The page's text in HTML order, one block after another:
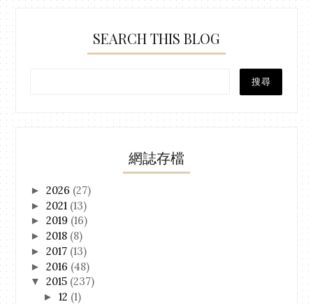
SEARCH THIS BLOG
網誌存檔
►2026 (27)
►2021 (13)
►2019 (16)
►2018 (8)
►2017 (13)
►2016 (48)
▼2015 (237)
►12 (1)